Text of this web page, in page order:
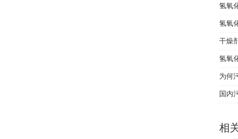
氢氧
氢氧
干燥
氢氧
为何
国内
相